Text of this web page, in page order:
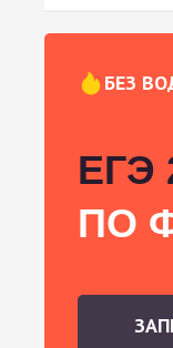
БЕЗ
ЕГЭ
ПО